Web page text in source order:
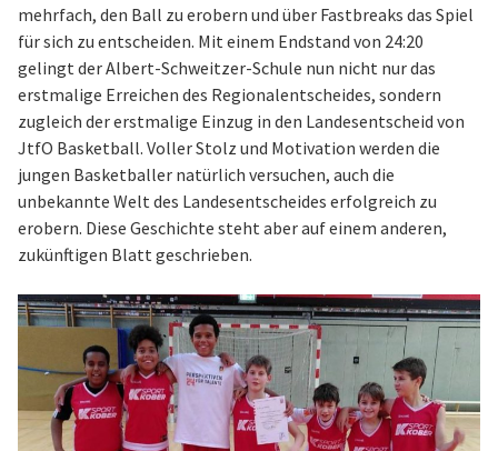
mehrfach, den Ball zu erobern und über Fastbreaks das Spiel
für sich zu entscheiden. Mit einem Endstand von 24:20
gelingt der Albert-Schweitzer-Schule nun nicht nur das
erstmalige Erreichen des Regionalentscheides, sondern
zugleich der erstmalige Einzug in den Landesentscheid von
JtfO Basketball. Voller Stolz und Motivation werden die
jungen Basketballer natürlich versuchen, auch die
unbekannte Welt des Landesentscheides erfolgreich zu
erobern. Diese Geschichte steht aber auf einem anderen,
zukünftigen Blatt geschrieben.